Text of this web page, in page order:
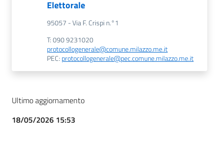
Elettorale
95057 - Via F. Crispi n.°1
T: 090 9231020
protocollogenerale@comune.milazzo.me.it
PEC: protocollogenerale@pec.comune.milazzo.me.it
Ultimo aggiornamento
18/05/2026 15:53